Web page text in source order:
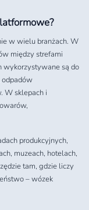
w wielu branżach. W
między strefami
wykorzystywane są do
odpadów
W sklepach i
produkcyjnych,
muzeach, hotelach,
tam, gdzie liczy
– wózek